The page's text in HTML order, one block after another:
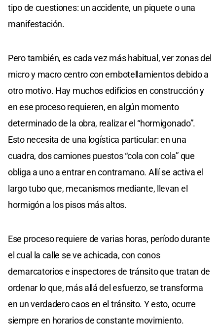
tipo de cuestiones: un accidente, un piquete o una
manifestación.
Pero también, es cada vez más habitual, ver zonas del
micro y macro centro con embotellamientos debido a
otro motivo. Hay muchos edificios en construcción y
en ese proceso requieren, en algún momento
determinado de la obra, realizar el “hormigonado”.
Esto necesita de una logística particular: en una
cuadra, dos camiones puestos “cola con cola” que
obliga a uno a entrar en contramano. Allí se activa el
largo tubo que, mecanismos mediante, llevan el
hormigón a los pisos más altos.
Ese proceso requiere de varias horas, período durante
el cual la calle se ve achicada, con conos
demarcatorios e inspectores de tránsito que tratan de
ordenar lo que, más allá del esfuerzo, se transforma
en un verdadero caos en el tránsito. Y esto, ocurre
siempre en horarios de constante movimiento.